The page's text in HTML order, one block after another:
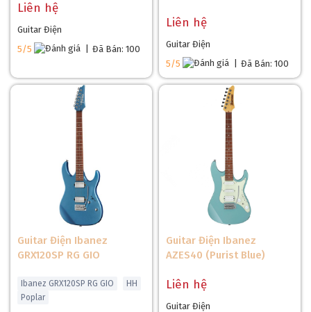
Liên hệ
Guitar Điện
5/5
Đã Bán: 100
Liên hệ
Guitar Điện
5/5
Đã Bán: 100
Guitar Điện Ibanez
GRX120SP RG GIO
Ibanez GRX120SP RG GIO
HH
Poplar
Guitar Điện Ibanez
AZES40 (Purist Blue)
Liên hệ
Guitar Điện